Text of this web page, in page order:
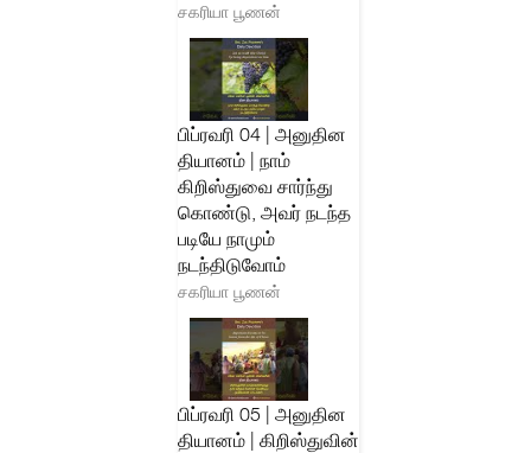
சகரியா பூணன்
பிப்ரவரி 04 | அனுதின
தியானம் | நாம்
கிறிஸ்துவை சார்ந்து
கொண்டு, அவர் நடந்த
படியே நாமும்
நடந்திடுவோம்
சகரியா பூணன்
பிப்ரவரி 05 | அனுதின
தியானம் | கிறிஸ்துவின்